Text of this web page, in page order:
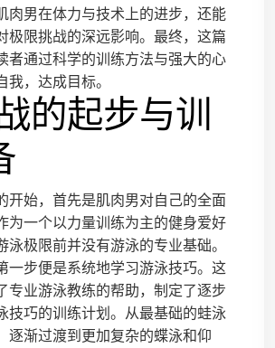
肉男在体力与技术上的进步，还能
极限挑战的深远影响。最终，这篇
者通过科学的训练方法与强大的心
，达成目标。
的起步与训
开始，首先是肌肉男对自己的全面
为一个以力量训练为主的健身爱好
泳极限前并没有游泳的专业基础。
一步便是系统地学习游泳技巧。这
专业游泳教练的帮助，制定了逐步
技巧的训练计划。从最基础的蛙泳
逐渐过渡到更加复杂的蝶泳和仰